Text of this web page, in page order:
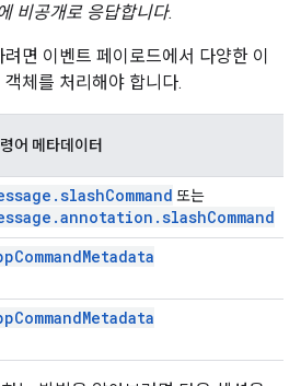
비공개로 응답합니다.
면 이벤트 페이로드에서 다양한 이
체를 처리해야 합니다.
어 메타데이터
또는
CommandMetadata
CommandMetadata